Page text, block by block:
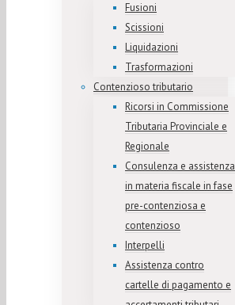
Fusioni
Scissioni
Liquidazioni
Trasformazioni
Contenzioso tributario
Ricorsi in Commissione
Tributaria Provinciale e
Regionale
Consulenza e assistenza
in materia fiscale in fase
pre-contenziosa e
contenzioso
Interpelli
Assistenza contro
cartelle di pagamento e